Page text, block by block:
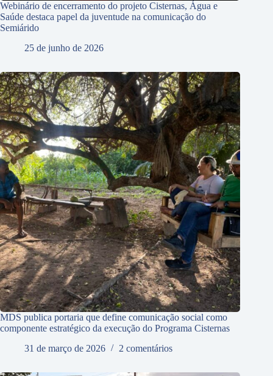
Webinário de encerramento do projeto Cisternas, Água e
Saúde destaca papel da juventude na comunicação do
Semiárido
25 de junho de 2026
MDS publica portaria que define comunicação social como
componente estratégico da execução do Programa Cisternas
31 de março de 2026
2 comentários